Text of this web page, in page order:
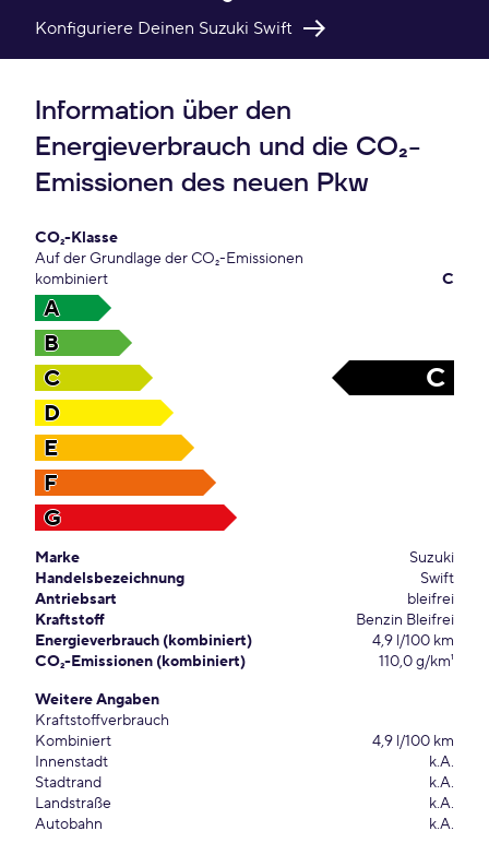
Konfiguriere Deinen Suzuki Swift
Information über den
Energieverbrauch und die CO₂-
Emissionen des neuen Pkw
CO₂-Klasse
Auf der Grundlage der CO₂-Emissionen
kombiniert
C
A
B
C
C
D
E
F
G
Marke
Suzuki
Handelsbezeichnung
Swift
Antriebsart
bleifrei
Kraftstoff
Benzin Bleifrei
Energieverbrauch (kombiniert)
4,9 l/100 km
CO₂-Emissionen (kombiniert)
110,0 g/km¹
Weitere Angaben
Kraftstoffverbrauch
Kombiniert
4,9 l/100 km
Innenstadt
k.A.
Stadtrand
k.A.
Landstraße
k.A.
Autobahn
k.A.